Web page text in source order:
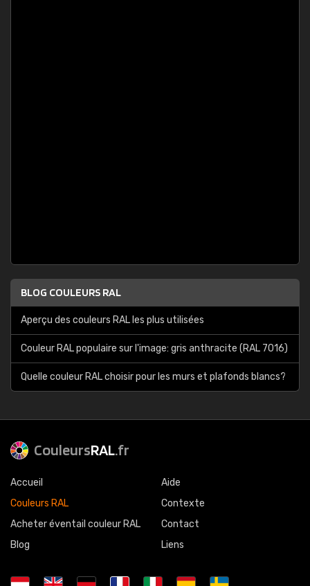
BLOG COULEURS RAL
Aperçu des couleurs RAL les plus utilisées
Couleur RAL populaire sur l'image: gris anthracite (RAL 7016)
Quelle couleur RAL choisir pour les murs et plafonds blancs?
CouleursRAL.fr
Accueil
Couleurs RAL
Acheter éventail couleur RAL
Blog
Aide
Contexte
Contact
Liens